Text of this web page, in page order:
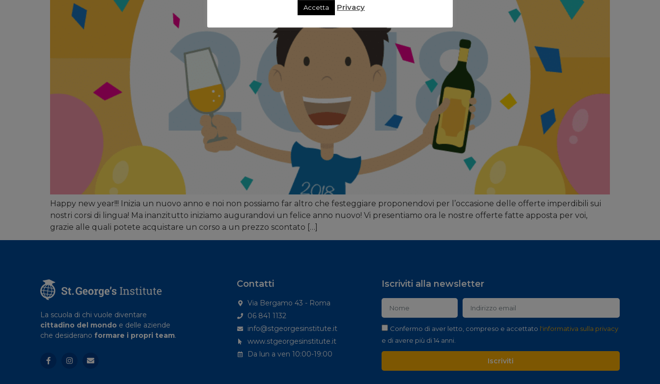
Happy new year!!! Inizia un nuovo anno e noi non possiamo far altro che festeggiare proponendovi per l’occasione delle offerte imperdibili sui
nostri corsi di lingua! Ma inanzitutto iniziamo augurandovi un felice anno nuovo! Vi presentiamo ora le nostre offerte fatte apposta per voi,
grazie alle quali potete acquistare un corso a un prezzo scontato […]
La scuola di chi vuole diventare
cittadino del mondo e delle aziende
che desiderano formare i propri team.
Contatti
Via Bergamo 43 - Roma
06 841 1132
info@stgeorgesinstitute.it
www.stgeorgesinstitute.it
Da lun a ven 10:00-19:00
Iscriviti alla newsletter
Confermo di aver letto, compreso e accettato l'informativa sulla privacy
e di avere più di 14 anni.
Iscriviti
Accetta Privacy